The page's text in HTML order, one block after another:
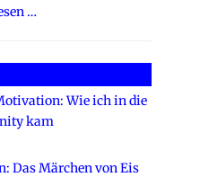
…
Wie ich in die
kam
Das Märchen von Eis